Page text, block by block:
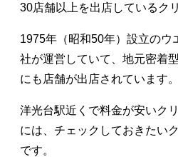
30店舗以上を出店しているク
1975年（昭和50年）設立のウ
社が運営していて、地元密着
にも店舗が出店されています。
洋光台駅近くで料金が安いク
には、チェックしておきたい
です。